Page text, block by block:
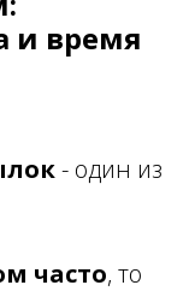
и время
- один из
часто, то